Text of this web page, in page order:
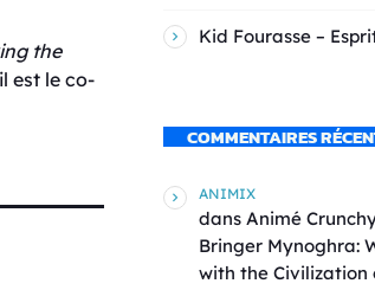
the
est le co-
Kid Fourasse –
COMMENTAIRES
ANIMIX
dans Animé
Bringer Mynoghra:
with the Civilization